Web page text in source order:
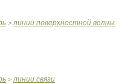
> линии поверхностной волны
> линии связи